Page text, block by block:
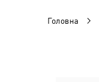
Головна